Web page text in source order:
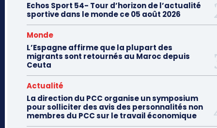
Echos Sport 54- Tour d’horizon de l’actualité
sportive dans le monde ce 05 août 2026
Monde
L’Espagne affirme que la plupart des
migrants sont retournés au Maroc depuis
Ceuta
Actualité
La direction du PCC organise un symposium
pour solliciter des avis des personnalités non
membres du PCC sur le travail économique